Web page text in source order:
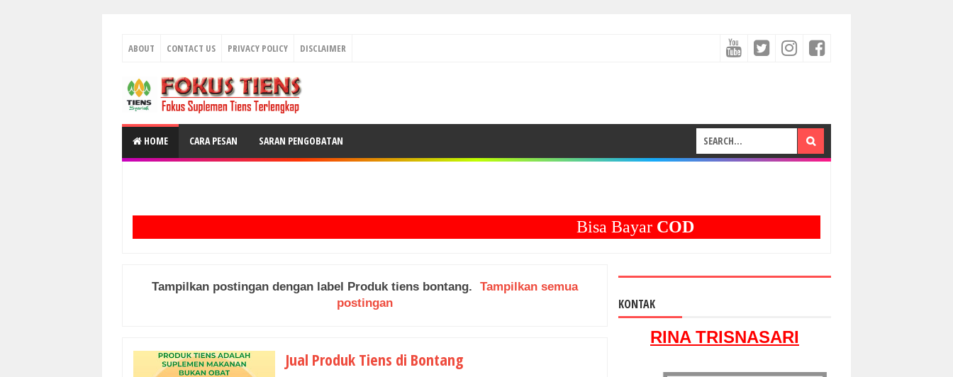
ABOUT CONTACT US PRIVACY POLICY DISCLAIMER
HOME CARA PESAN SARAN PENGOBATAN
Bisa BayarCOD
Tampilkan postingan dengan label Produk tiens bontang.
Tampilkan semua
postingan
Jual Produk Tiens di Bontang
KONTAK
RINA TRISNASARI